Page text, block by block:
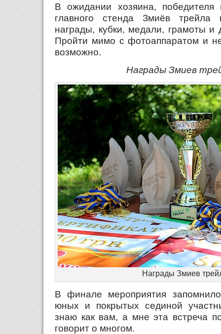
В ожидании хозяина,
главного стенда Змиёв трейла
награды, кубки, медали, грамоты
Пройти мимо с фотоаппаратом и
возможно.
Награды Змиев
Награды Змиев
В финале мероприятия
юных и покрытых сединой
знаю как вам, а мне эта встреча
говорит о многом.